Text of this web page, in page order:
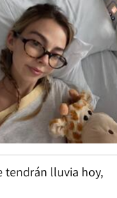
tendrán lluvia hoy,